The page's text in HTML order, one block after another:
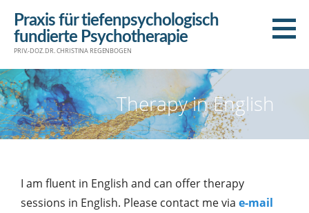
Praxis für tiefenpsychologisch
fundierte Psychotherapie
PRIV.-DOZ. DR. CHRISTINA REGENBOGEN
Therapy in English
I am fluent in English and can offer therapy
sessions in English. Please contact me via e-mail